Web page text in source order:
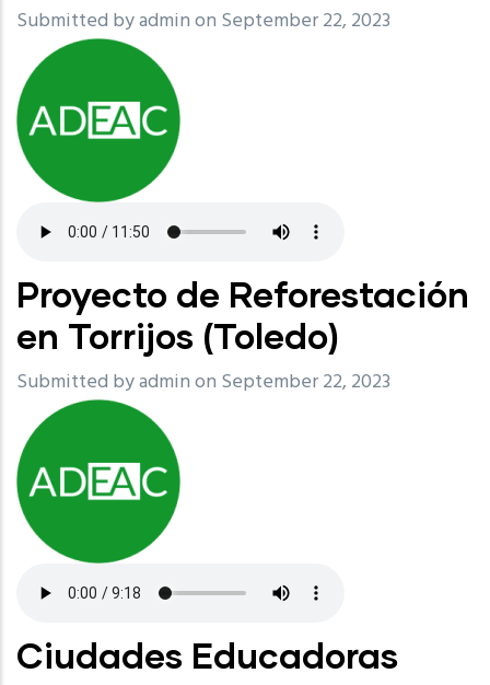
Submitted byadminon September 22, 2023
Proyecto de Reforestación
en Torrijos (Toledo)
Submitted byadminon September 22, 2023
Ciudades Educadoras